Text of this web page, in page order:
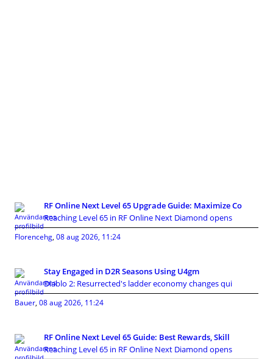
RF Online Next Level 65 Upgrade Guide: Maximize Co
Reaching Level 65 in RF Online Next Diamond opens
Florencehg, 08 aug 2026, 11:24
Stay Engaged in D2R Seasons Using U4gm
Diablo 2: Resurrected's ladder economy changes qui
Bauer, 08 aug 2026, 11:24
RF Online Next Level 65 Guide: Best Rewards, Skill
Reaching Level 65 in RF Online Next Diamond opens